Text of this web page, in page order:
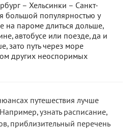
– Хельсинки – Санкт-
большой популярностью у
на пароме длиться дольше,
автобусе или поезде, да и
зато путь через море
других неоспоримых
путешествия лучше
узнать расписание,
приблизительный перечень